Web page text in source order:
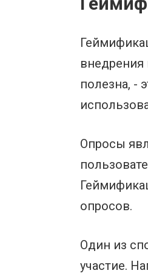
полезна, -
Опросы
опросов.
Один из
участие.